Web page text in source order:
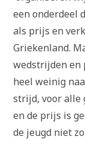
een onderdeel
als prijs en
Griekenland.
wedstrijden en
heel weinig
strijd, voor alle
en de prijs is
de jeugd niet